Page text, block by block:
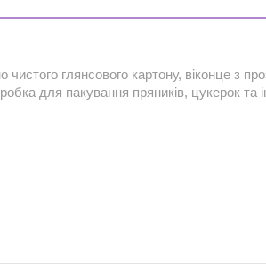
чистого глянсового картону, віконце з
для пакування пряників, цукерок та